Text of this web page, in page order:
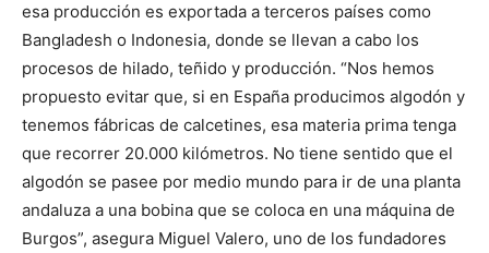
esa producción es exportada a terceros países como
Bangladesh o Indonesia, donde se llevan a cabo los
procesos de hilado, teñido y producción. “Nos hemos
propuesto evitar que, si en España producimos algodón y
tenemos fábricas de calcetines, esa materia prima tenga
que recorrer 20.000 kilómetros. No tiene sentido que el
algodón se pasee por medio mundo para ir de una planta
andaluza a una bobina que se coloca en una máquina de
Burgos”, asegura Miguel Valero, uno de los fundadores